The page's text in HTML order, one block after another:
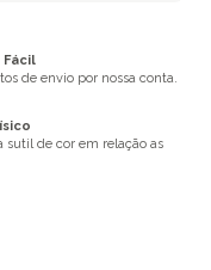
de envio por nossa conta.
de cor em relação as